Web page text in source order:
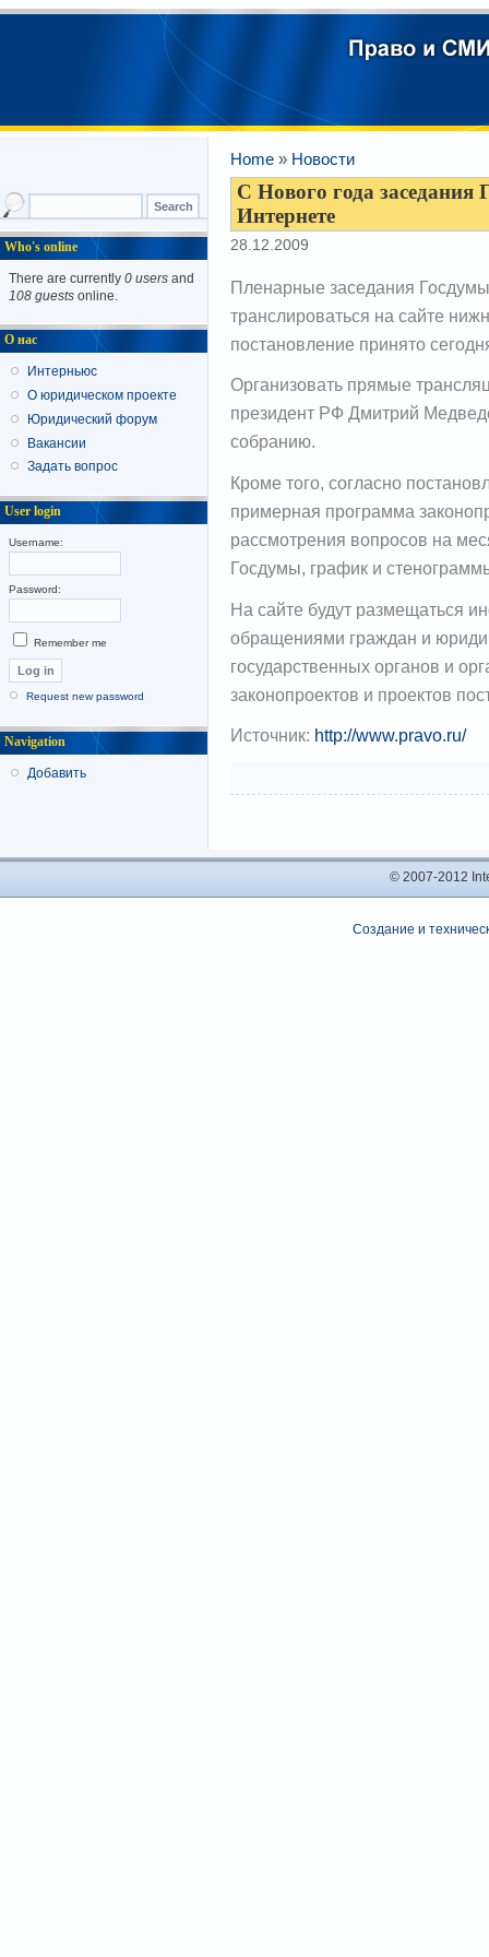
Home » Новости
С Нового года заседания
Интернете
28.12.2009
Пленарные заседания
транслироваться на сайте
постановление принято
Организовать прямые
президент РФ Дмитрий
собранию.
Кроме того, согласно
примерная программа
рассмотрения вопросов на
Госдумы, график и
На сайте будут размещаться
обращениями граждан и
государственных органов и
законопроектов и проектов
Источник: http://www.pravo.ru/
Who's online
There are currently 0 users and
108 guests online.
О нас
Интерньюс
О юридическом проекте
Юридический форум
Вакансии
Задать вопрос
User login
Username:
Password:
Remember me
Request new password
Navigation
Добавить
© 2007-2012
Создание и